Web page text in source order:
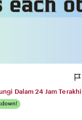
Dalam 24 Jam